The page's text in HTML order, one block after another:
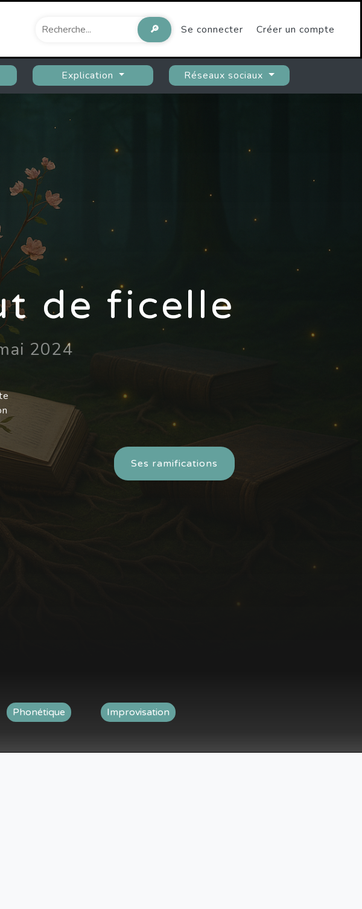
🔎 Se connecter Créer un compte
Explication Réseaux sociaux
de ficelle
2024
Ses ramifications
Phonétique Improvisation